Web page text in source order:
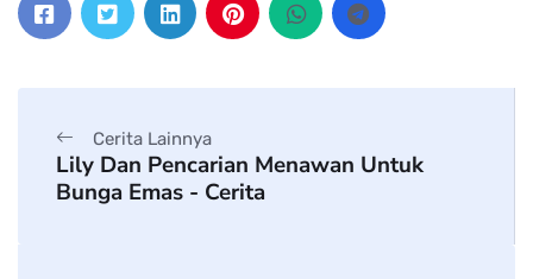
Cerita Lainnya
Lily Dan Pencarian Menawan Untuk
Bunga Emas - Cerita